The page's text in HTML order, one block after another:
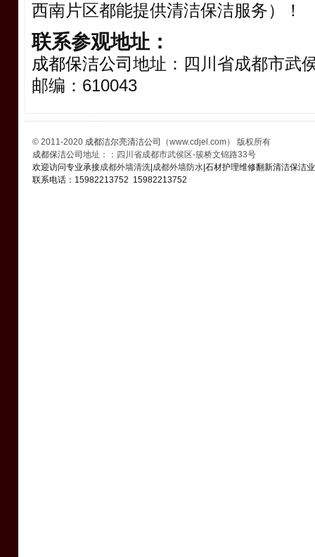
西南片区都能提供清洁保洁服务）！
联系参观地址：
成都保洁公司地址：四川省成都市武
邮编：610043
© 2011-2020 成都洁尔亮清洁公司
（www.cdjel.com） 版权所有
成都保洁公司 地址：：四川省成都市武侯区-簇桥文锦路33号
欢迎访问专业承接成都外墙清洗 成都外墙防水 |石材护理维修翻新清洁保洁
联系电话：15982213752 15982213752